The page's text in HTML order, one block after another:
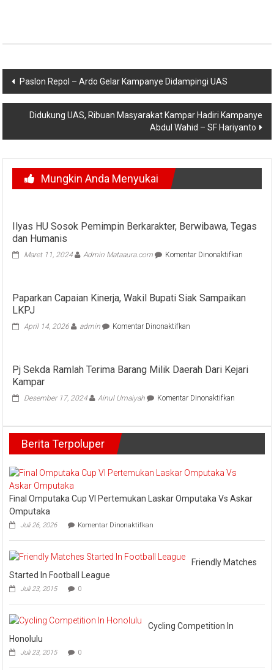
Navigasi
pos
Paslon Repol – Ardo Gelar Kampanye Didampingi UAS
Didukung UAS, Ribuan Masyarakat Kampar Hadiri Kampanye
Abdul Wahid – SF Hariyanto
Mungkin Anda Menyukai
Ilyas HU Sosok Pemimpin Berkarakter, Berwibawa, Tegas
dan Humanis
Maret 11, 2024 Admin Mataaura.com Komentar Dinonaktifkan
Paparkan Capaian Kinerja, Wakil Bupati Siak Sampaikan
LKPJ
April 14, 2026 admin Komentar Dinonaktifkan
Wakil
Sampaikan
Pj Sekda Ramlah Terima Barang Milik Daerah Dari Kejari
Kampar
Desember 17, 2024 Ainul Umaiyah Komentar Dinonaktifkan
Barang
Daerah
Kejari
Berita Terpoluper
Final Omputaka Cup VI Pertemukan Laskar Omputaka Vs Askar
Omputaka
Juli 26, 2026 Komentar Dinonaktifkan
Omputaka
Cup
VI
Friendly Matches
Started In Football League
Juli 23, 2015 0
Cycling Competition In
Honolulu
Juli 23, 2015 0